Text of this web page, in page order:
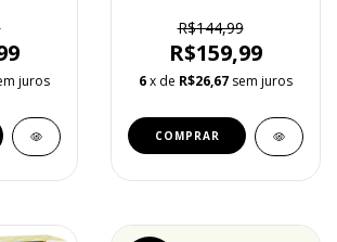
juros
R$144,99
R$159,99
6x de R$26,67 sem juros